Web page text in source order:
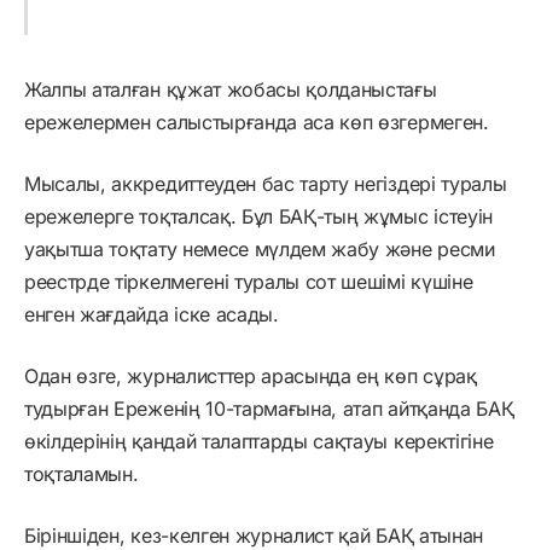
Жалпы аталған құжат жобасы қолданыстағы
ережелермен салыстырғанда аса көп өзгермеген.
Мысалы, аккредиттеуден бас тарту негіздері туралы
ережелерге тоқталсақ. Бұл БАҚ-тың жұмыс істеуін
уақытша тоқтату немесе мүлдем жабу және ресми
реестрде тіркелмегені туралы сот шешімі күшіне
енген жағдайда іске асады.
Одан өзге, журналисттер арасында ең көп сұрақ
тудырған Ереженің 10-тармағына, атап айтқанда БАҚ
өкілдерінің қандай талаптарды сақтауы керектігіне
тоқталамын.
Біріншіден, кез-келген журналист қай БАҚ атынан